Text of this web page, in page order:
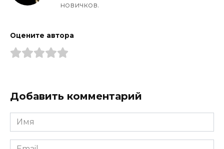
новичков.
Оцените автора
Добавить комментарий
Имя
*
Email